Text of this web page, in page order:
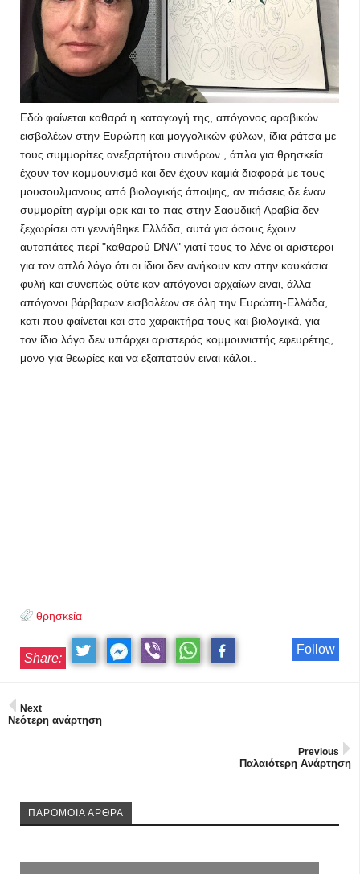
Εδώ φαίνεται καθαρά η καταγωγή της, απόγονος αραβικών
εισβολέων στην Ευρώπη και μογγολικών φύλων, ίδια ράτσα με
τους συμμορίτες ανεξαρτήτου συνόρων , άπλα για θρησκεία
έχουν τον κομμουνισμό και δεν έχουν καμιά διαφορά με τους
μουσουλμανους από βιολογικής άποψης, αν πιάσεις δε έναν
συμμορίτη αγρίμι ορκ και το πας στην Σαουδική Αραβία δεν
ξεχωρίσει οτι γεννήθηκε Ελλάδα, αυτά για όσους έχουν
αυταπάτες περί "καθαρού DNA" γιατί τους το λένε οι αριστεροι
για τον απλό λόγο ότι οι ίδιοι δεν ανήκουν καν στην καυκάσια
φυλή και συνεπώς ούτε καν απόγονοι αρχαίων ειναι, άλλα
απόγονοι βάρβαρων εισβολέων σε όλη την Ευρώπη-Ελλάδα,
κατι που φαίνεται και στο χαρακτήρα τους και βιολογικά, για
τον ίδιο λόγο δεν υπάρχει αριστερός κομμουνιστής εφευρέτης,
μονο για θεωρίες και να εξαπατούν ειναι κάλοι..
θρησκεία
Follow
Share:
Next
Νεότερη ανάρτηση
Previous
Παλαιότερη Ανάρτηση
ΠΑΡΟΜΟΙΑ ΑΡΘΡΑ